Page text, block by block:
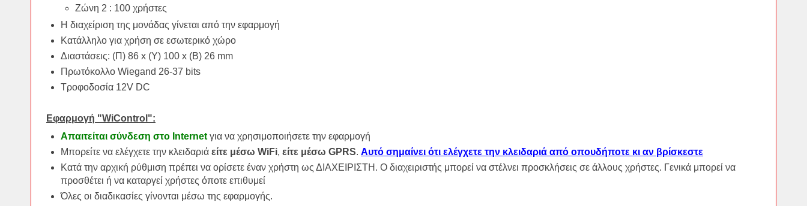
Ζώνη 2 : 100 χρήστες
Η διαχείριση της μονάδας γίνεται από την εφαρμογή
Κατάλληλο για χρήση σε εσωτερικό χώρο
Διαστάσεις: (Π) 86 x (Υ) 100 x (Β) 26 mm
Πρωτόκολλο Wiegand 26-37 bits
Τροφοδοσία 12V DC
Εφαρμογή "WiControl":
Απαιτείται σύνδεση στο Internetγια να χρησιμοποιήσετε την εφαρμογή
Μπορείτε να ελέγχετε την κλειδαριά είτε μέσω WiFi, είτε μέσω GPRS. Αυτό σημαίνει ότι ελέγχετε την κλειδαριά από οπουδήποτε κι αν βρίσκεστε
Κατά την αρχική ρύθμιση πρέπει να ορίσετε έναν χρήστη ως ΔΙΑΧΕΙΡΙΣΤΗ. Ο διαχειριστής μπορεί να στέλνει προσκλήσεις σε άλλους χρήστες. Γενικά μπορεί να
προσθέτει ή να καταργεί χρήστες όποτε επιθυμεί
Όλες οι διαδικασίες γίνονται μέσω της εφαρμογής.